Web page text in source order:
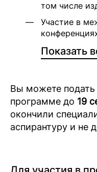
том числе
Участие в
Показать
Вы можете подать
программе до 19
окончили
аспирантуру и не